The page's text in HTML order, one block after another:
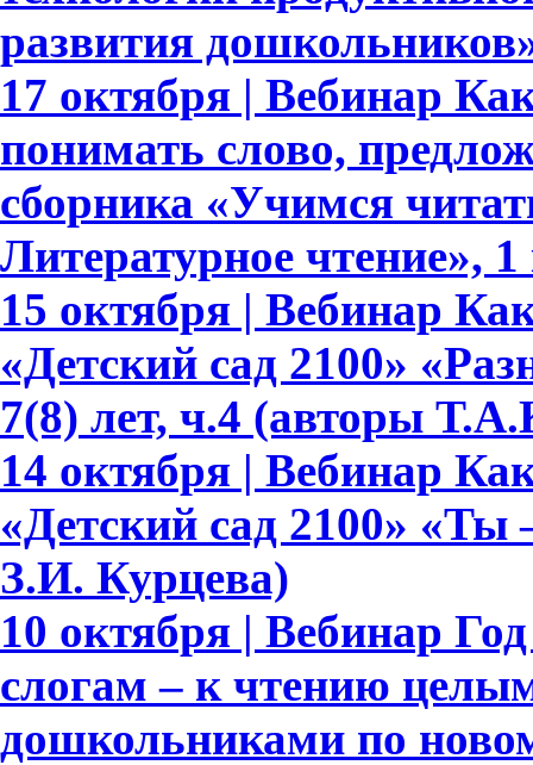
развития
17 октября | Вебинар
понимать слово,
сборника «Учимся
Литературное чтение», 1
15 октября | Вебинар
«Детский сад 2100»
7(8) лет, ч.4 (авторы
14 октября | Вебинар
«Детский сад 2100» «Ты
З.И. Курцева)
10 октября | Вебинар
слогам – к чтению
дошкольниками по